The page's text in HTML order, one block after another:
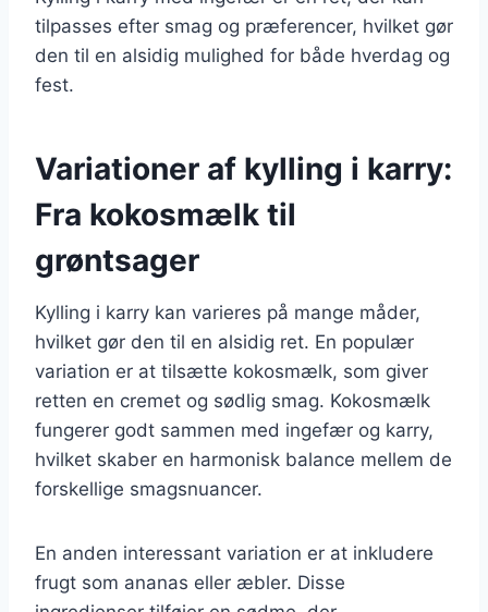
tilpasses efter smag og præferencer, hvilket gør
den til en alsidig mulighed for både hverdag og
fest.
Variationer af kylling i karry:
Fra kokosmælk til
grøntsager
Kylling i karry kan varieres på mange måder,
hvilket gør den til en alsidig ret. En populær
variation er at tilsætte kokosmælk, som giver
retten en cremet og sødlig smag. Kokosmælk
fungerer godt sammen med ingefær og karry,
hvilket skaber en harmonisk balance mellem de
forskellige smagsnuancer.
En anden interessant variation er at inkludere
frugt som ananas eller æbler. Disse